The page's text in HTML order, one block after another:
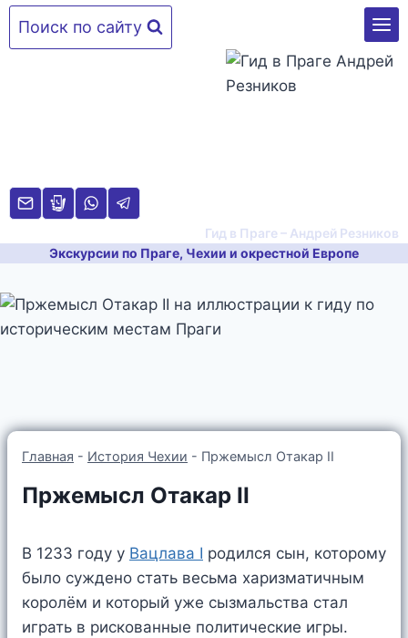
Перейти
Поиск по сайту
Гид в Праге – Андрей Резников
Экскурсии по Праге, Чехии и окрестной Европе
Главная - История Чехии - Пржемысл Отакар II
Пржемысл Отакар II
В 1233 году у Вацлава I родился сын, которому
было суждено стать весьма харизматичным
королём и который уже сызмальства стал
играть в рискованные политические игры.